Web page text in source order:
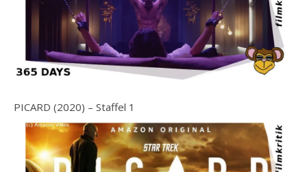
PICARD (2020) – Staffel 1